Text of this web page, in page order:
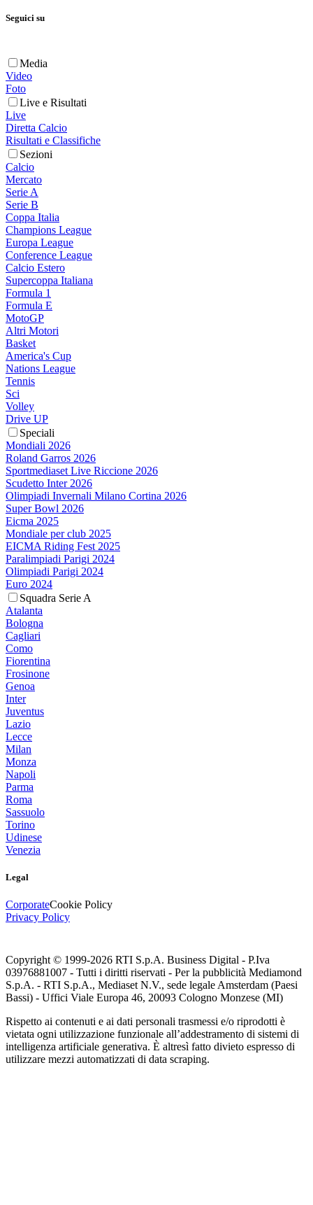
Seguici su
Media
Video
Foto
Live e Risultati
Live
Diretta Calcio
Risultati e Classifiche
Sezioni
Calcio
Mercato
Serie A
Serie B
Coppa Italia
Champions League
Europa League
Conference League
Calcio Estero
Supercoppa Italiana
Formula 1
Formula E
MotoGP
Altri Motori
Basket
America's Cup
Nations League
Tennis
Sci
Volley
Drive UP
Speciali
Mondiali 2026
Roland Garros 2026
Sportmediaset Live Riccione 2026
Scudetto Inter 2026
Olimpiadi Invernali Milano Cortina 2026
Super Bowl 2026
Eicma 2025
Mondiale per club 2025
EICMA Riding Fest 2025
Paralimpiadi Parigi 2024
Olimpiadi Parigi 2024
Euro 2024
Squadra Serie A
Atalanta
Bologna
Cagliari
Como
Fiorentina
Frosinone
Genoa
Inter
Juventus
Lazio
Lecce
Milan
Monza
Napoli
Parma
Roma
Sassuolo
Torino
Udinese
Venezia
Legal
CorporateCookie Policy
Privacy Policy
Copyright © 1999-2026 RTI S.p.A. Business Digital - P.Iva
03976881007 - Tutti i diritti riservati - Per la pubblicità Mediamond
S.p.A. - RTI S.p.A., Mediaset N.V., sede legale Amsterdam (Paesi
Bassi) - Uffici Viale Europa 46, 20093 Cologno Monzese (MI)
Rispetto ai contenuti e ai dati personali trasmessi e/o riprodotti è
vietata ogni utilizzazione funzionale all’addestramento di sistemi di
intelligenza artificiale generativa. È altresì fatto divieto espresso di
utilizzare mezzi automatizzati di data scraping.